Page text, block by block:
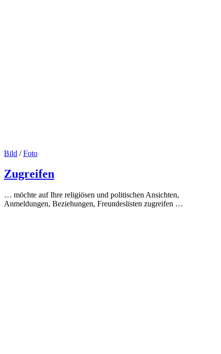
Bild /Foto
Zugreifen
… möchte auf Ihre religiösen und politischen Ansichten,
Anmeldungen, Beziehungen, Freundeslisten zugreifen …